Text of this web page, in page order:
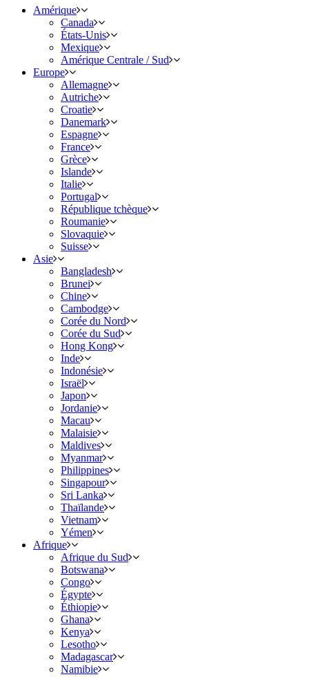
Amérique
Canada
États-Unis
Mexique
Amérique Centrale / Sud
Europe
Allemagne
Autriche
Croatie
Danemark
Espagne
France
Grèce
Islande
Italie
Portugal
République tchèque
Roumanie
Slovaquie
Suisse
Asie
Bangladesh
Brunei
Chine
Cambodge
Corée du Nord
Corée du Sud
Hong Kong
Inde
Indonésie
Israël
Japon
Jordanie
Macau
Malaisie
Maldives
Myanmar
Philippines
Singapour
Sri Lanka
Thaïlande
Vietnam
Yémen
Afrique
Afrique du Sud
Botswana
Congo
Égypte
Éthiopie
Ghana
Kenya
Lesotho
Madagascar
Namibie